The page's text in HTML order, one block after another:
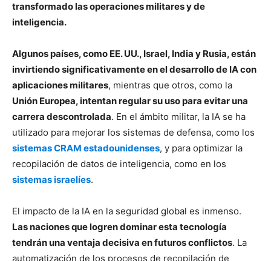
transformado las operaciones militares y de
inteligencia.
Algunos países, como EE. UU., Israel, India y Rusia, están
invirtiendo significativamente en el desarrollo de IA con
aplicaciones militares, mientras que otros, como la
Unión Europea, intentan regular su uso para evitar una
carrera descontrolada. En el ámbito militar, la IA se ha
utilizado para mejorar los sistemas de defensa, como los
sistemas CRAM estadounidenses, y para optimizar la
recopilación de datos de inteligencia, como en los
sistemas israelíes.
El impacto de la IA en la seguridad global es inmenso.
Las naciones que logren dominar esta tecnología
tendrán una ventaja decisiva en futuros conflictos. La
automatización de los procesos de recopilación de